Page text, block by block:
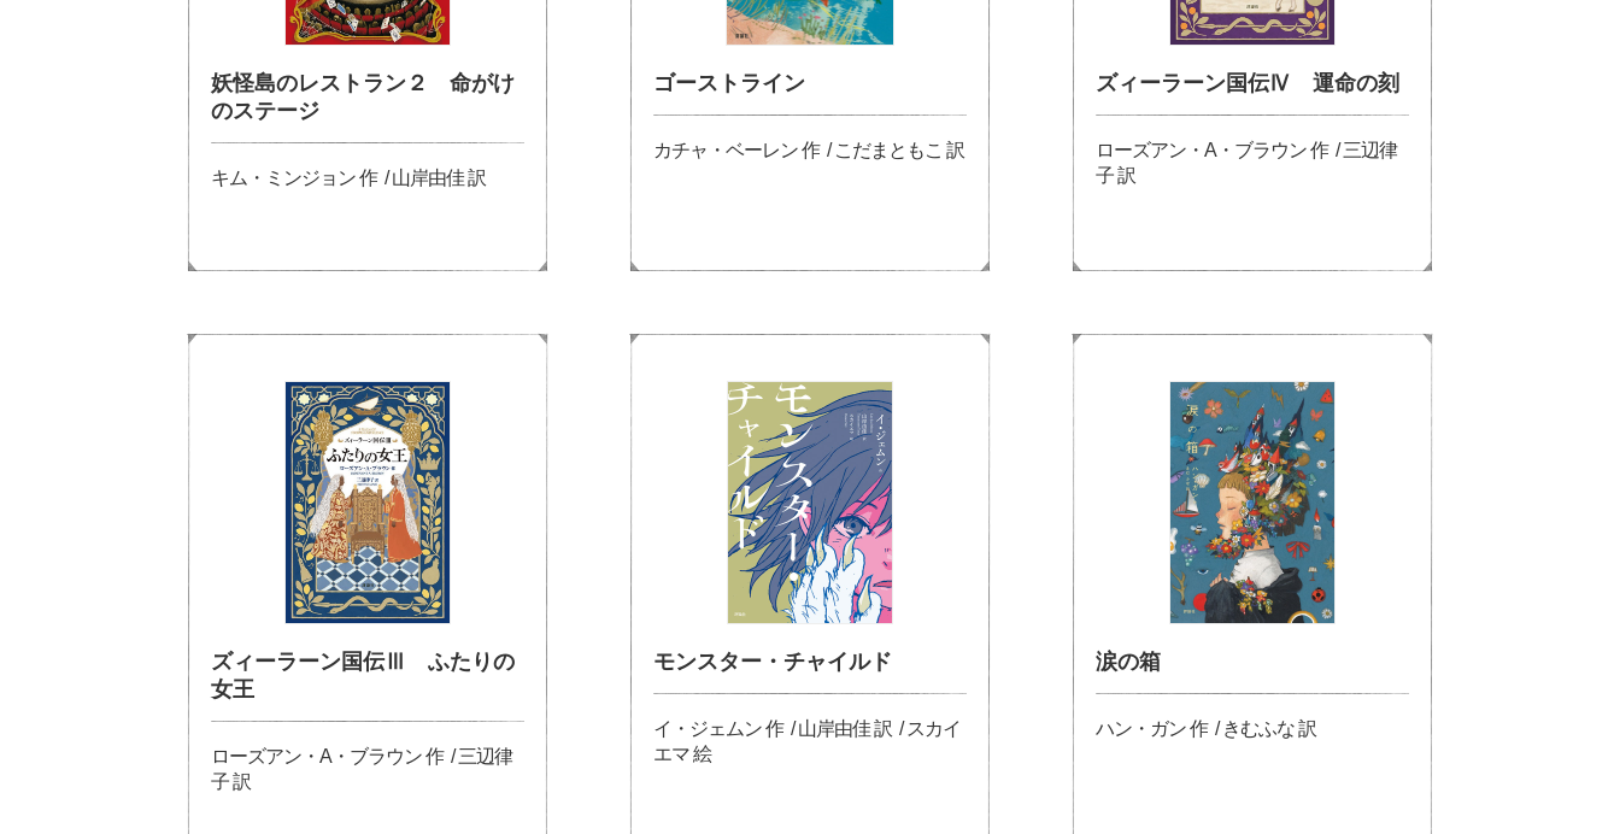
妖怪島のレストラン２ 命がけ
のステージ
キム・ミンジョン 作 / 山岸由佳 訳
ゴーストライン
カチャ・ベーレン 作 / こだまともこ 訳
ズィーラーン国伝Ⅳ 運命の刻
ローズアン・A・ブラウン 作 / 三辺律
子 訳
ズィーラーン国伝Ⅲ ふたりの
女王
ローズアン・A・ブラウン 作 / 三辺律
子 訳
モンスター・チャイルド
イ・ジェムン 作 / 山岸由佳 訳 / スカイ
エマ 絵
涙の箱
ハン・ガン 作 / きむふな 訳